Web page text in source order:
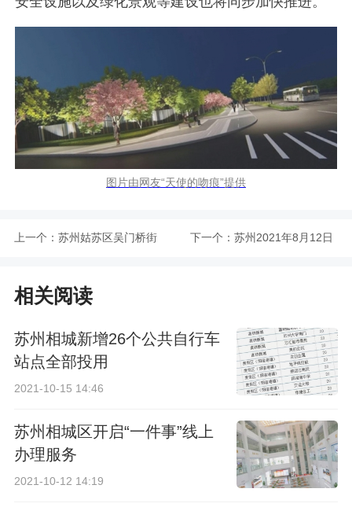
图片由网友“天使的吻痕”提供
上一个： 苏州姑苏区吴门桥街 下一个： 苏州2021年8月12日
相关阅读
苏州相城新增26个公共自行车
站点全部投用
2021-10-15 14:46
苏州相城区开启“一件事”线上
办理服务
2021-10-12 14:19